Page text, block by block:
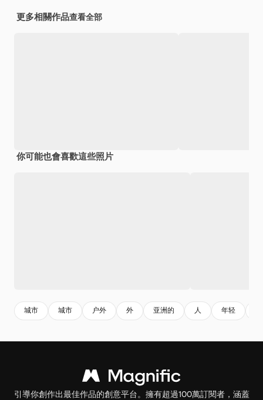
更多相關作品查看全部
你可能也會喜歡這些照片
城市 城市 户外 外 亚洲的 人 年轻
引導你創作出最佳作品的創意平台。擁有超過100萬訂閱者，涵蓋